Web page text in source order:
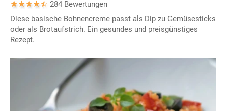
284 Bewertungen
Diese basische Bohnencreme passt als Dip zu Gemüsesticks
oder als Brotaufstrich. Ein gesundes und preisgünstiges
Rezept.